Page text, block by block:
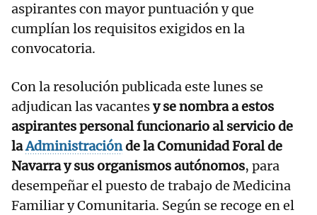
aspirantes con mayor puntuación y que
cumplían los requisitos exigidos en la
convocatoria.
Con la resolución publicada este lunes se
adjudican las vacantesy se nombra a estos
aspirantes personal funcionario al servicio de
laAdministraciónde la Comunidad Foral de
Navarra y sus organismos autónomos, para
desempeñar el puesto de trabajo de Medicina
Familiar y Comunitaria. Según se recoge en el